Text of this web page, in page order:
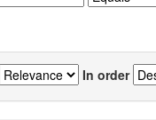
In order